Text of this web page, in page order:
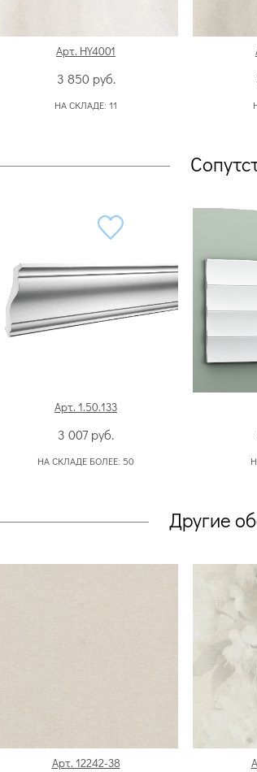
Арт. HY4001
3 850 руб.
НА СКЛАДЕ: 11
Арт. 1.50.133
3 007руб.
НА СКЛАДЕ БОЛЕЕ: 50
Другие
Арт. 12242-38